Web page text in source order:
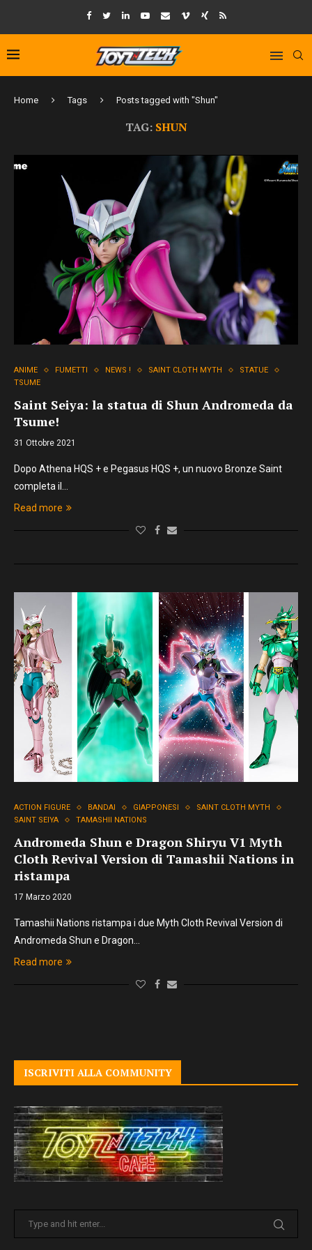
Home Tags Posts tagged with "Shun"
TAG: SHUN
ANIME FUMETTI NEWS ! SAINT CLOTH MYTH
STATUE
TSUME
Saint Seiya: la statua di Shun Andromeda da
Tsume!
31 Ottobre 2021
Dopo Athena HQS + e Pegasus HQS +, un nuovo Bronze Saint
completa il…
Read more
ACTION FIGURE BANDAI GIAPPONESI
SAINT CLOTH MYTH
SAINT SEIYA
TAMASHII NATIONS
Andromeda Shun e Dragon Shiryu V1 Myth
Cloth Revival Version di Tamashii Nations in
ristampa
17 Marzo 2020
Tamashii Nations ristampa i due Myth Cloth Revival Version di
Andromeda Shun e Dragon…
Read more
ISCRIVITI ALLA COMMUNITY